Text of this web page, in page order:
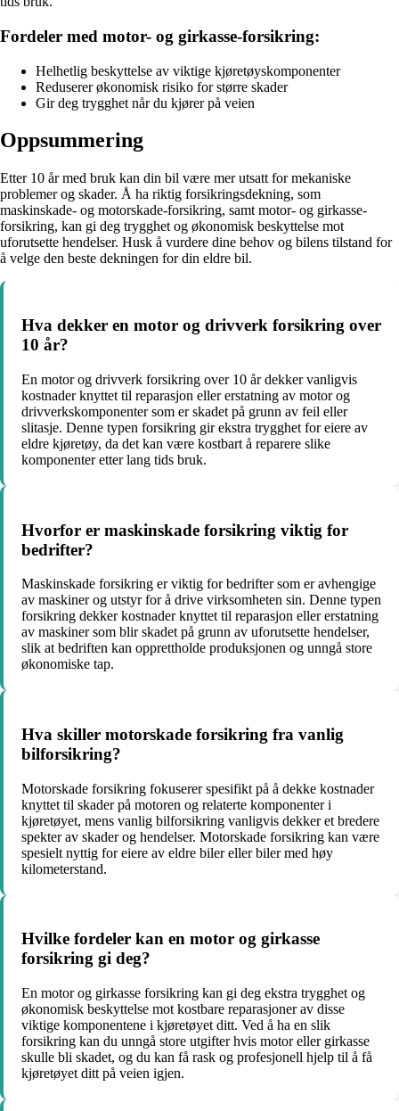
Fordeler med motor- og girkasse-forsikring:
Helhetlig beskyttelse av viktige kjøretøyskomponenter
Reduserer økonomisk risiko for større skader
Gir deg trygghet når du kjører på veien
Oppsummering
Etter 10 år med bruk kan din bil være mer utsatt for mekaniske
problemer og skader. Å ha riktig forsikringsdekning, som
maskinskade- og motorskade-forsikring, samt motor- og girkasse-
forsikring, kan gi deg trygghet og økonomisk beskyttelse mot
uforutsette hendelser. Husk å vurdere dine behov og bilens tilstand for
å velge den beste dekningen for din eldre bil.
Hva dekker en motor og drivverk forsikring over
10 år?
En motor og drivverk forsikring over 10 år dekker vanligvis
kostnader knyttet til reparasjon eller erstatning av motor og
drivverkskomponenter som er skadet på grunn av feil eller
slitasje. Denne typen forsikring gir ekstra trygghet for eiere av
eldre kjøretøy, da det kan være kostbart å reparere slike
komponenter etter lang tids bruk.
Hvorfor er maskinskade forsikring viktig for
bedrifter?
Maskinskade forsikring er viktig for bedrifter som er avhengige
av maskiner og utstyr for å drive virksomheten sin. Denne typen
forsikring dekker kostnader knyttet til reparasjon eller erstatning
av maskiner som blir skadet på grunn av uforutsette hendelser,
slik at bedriften kan opprettholde produksjonen og unngå store
økonomiske tap.
Hva skiller motorskade forsikring fra vanlig
bilforsikring?
Motorskade forsikring fokuserer spesifikt på å dekke kostnader
knyttet til skader på motoren og relaterte komponenter i
kjøretøyet, mens vanlig bilforsikring vanligvis dekker et bredere
spekter av skader og hendelser. Motorskade forsikring kan være
spesielt nyttig for eiere av eldre biler eller biler med høy
kilometerstand.
Hvilke fordeler kan en motor og girkasse
forsikring gi deg?
En motor og girkasse forsikring kan gi deg ekstra trygghet og
økonomisk beskyttelse mot kostbare reparasjoner av disse
viktige komponentene i kjøretøyet ditt. Ved å ha en slik
forsikring kan du unngå store utgifter hvis motor eller girkasse
skulle bli skadet, og du kan få rask og profesjonell hjelp til å få
kjøretøyet ditt på veien igjen.